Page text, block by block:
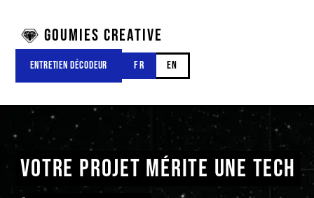
GOUMIES CREATIVE
ENTRETIEN DÉCODEUR FR EN
VOTRE PROJET MÉRITE UNE TECH